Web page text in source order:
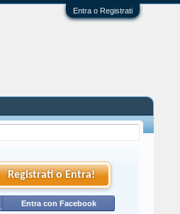
Entra o Registrati
Registrati o Entra!
Entra con Facebook